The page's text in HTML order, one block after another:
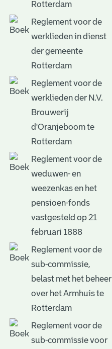
Rotterdam
Reglement voor de
werklieden in dienst
der gemeente
Rotterdam
Reglement voor de
werklieden der N.V.
Brouwerij
d'Oranjeboom te
Rotterdam
Reglement voor de
weduwen- en
weezenkas en het
pensioen-fonds
vastgesteld op 21
februari 1888
Reglement voor de
sub-commissie,
belast met het beheer
over het Armhuis te
Rotterdam
Reglement voor de
sub-commissie voor